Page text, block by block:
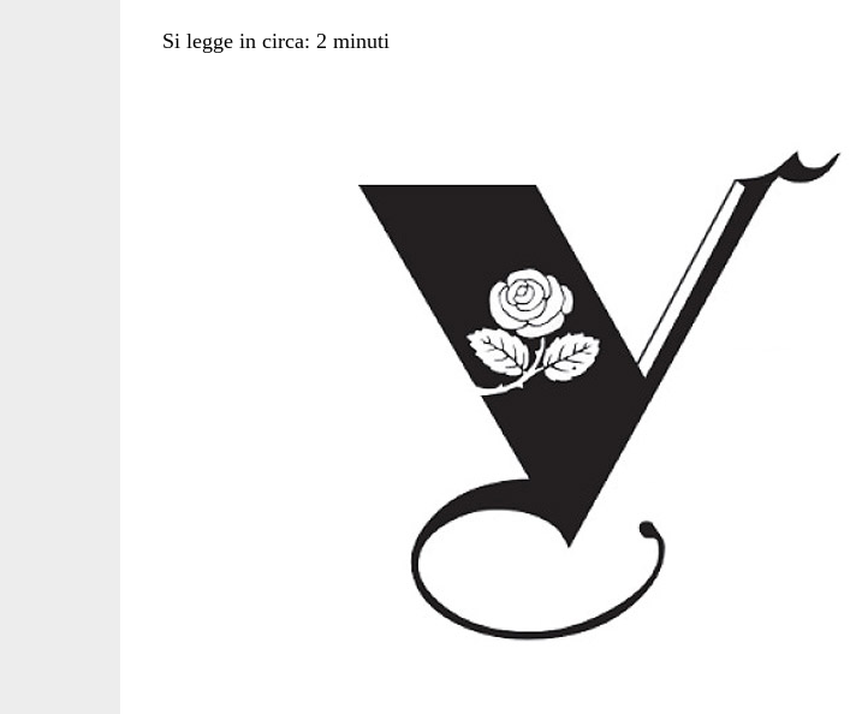
diSi legge in circa: 2 minuti